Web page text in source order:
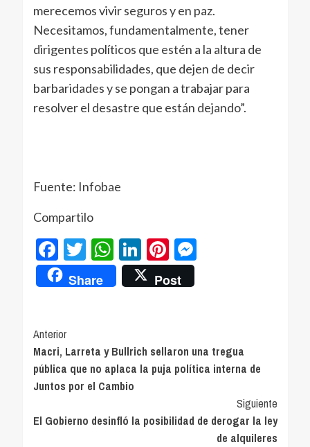
merecemos vivir seguros y en paz.
Necesitamos, fundamentalmente, tener
dirigentes políticos que estén a la altura de
sus responsabilidades, que dejen de decir
barbaridades y se pongan a trabajar para
resolver el desastre que están dejando”.
Fuente: Infobae
Compartilo
Facebook
Twitter
WhatsApp
LinkedIn
Pinterest
Messenger
Share Post
Navegación
de
entradas
Anterior
Macri, Larreta y Bullrich sellaron una tregua
pública que no aplaca la puja política interna de
Juntos por el Cambio
Siguiente
El Gobierno desinfló la posibilidad de derogar la ley
de alquileres